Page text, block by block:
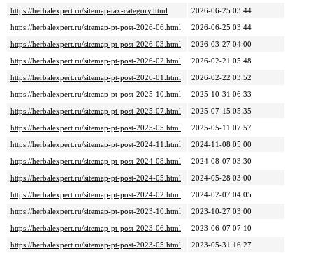
https://herbalexpert.ru/sitemap-tax-category.html
2026-06-25 03:44
https://herbalexpert.ru/sitemap-pt-post-2026-06.html
2026-06-25 03:44
https://herbalexpert.ru/sitemap-pt-post-2026-03.html
2026-03-27 04:00
https://herbalexpert.ru/sitemap-pt-post-2026-02.html
2026-02-21 05:48
https://herbalexpert.ru/sitemap-pt-post-2026-01.html
2026-02-22 03:52
https://herbalexpert.ru/sitemap-pt-post-2025-10.html
2025-10-31 06:33
https://herbalexpert.ru/sitemap-pt-post-2025-07.html
2025-07-15 05:35
https://herbalexpert.ru/sitemap-pt-post-2025-05.html
2025-05-11 07:57
https://herbalexpert.ru/sitemap-pt-post-2024-11.html
2024-11-08 05:00
https://herbalexpert.ru/sitemap-pt-post-2024-08.html
2024-08-07 03:30
https://herbalexpert.ru/sitemap-pt-post-2024-05.html
2024-05-28 03:00
https://herbalexpert.ru/sitemap-pt-post-2024-02.html
2024-02-07 04:05
https://herbalexpert.ru/sitemap-pt-post-2023-10.html
2023-10-27 03:00
https://herbalexpert.ru/sitemap-pt-post-2023-06.html
2023-06-07 07:10
https://herbalexpert.ru/sitemap-pt-post-2023-05.html
2023-05-31 16:27